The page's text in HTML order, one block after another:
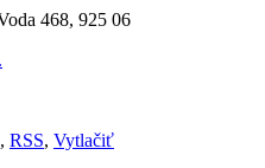
468, 925 06
, RSS, Vytlačiť